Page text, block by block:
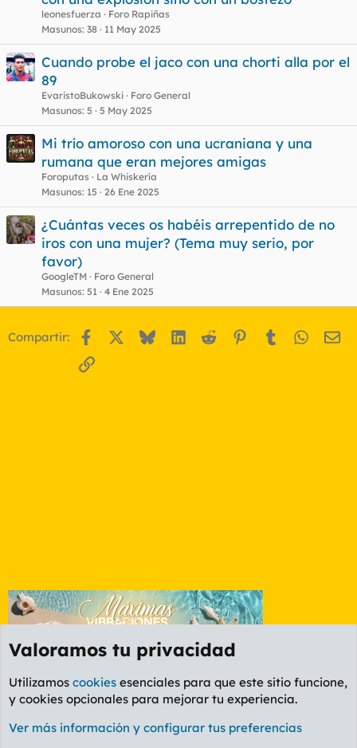
leonesfuerza
Foro Rapiñas
Masunos 38 11 May 2025
Cuando probe el jaco con una chorti alla por el
89
EvaristoBukowski
Foro General
Masunos 5 5 May 2025
Mi trío amoroso con una ucraniana y una
rumana que eran mejores amigas
Foroputas
La Whiskería
Masunos 15 26 Ene 2025
¿Cuántas veces os habéis arrepentido de no
iros con una mujer? (Tema muy serio, por
favor)
GoogleTM
Foro General
Masunos 51 4 Ene 2025
Compartir: Facebook BlueskyLinkedIn
Reddit Pinterest
Tumblr
Enlace
Foro Informática y Videojuegos
Cookies
PL OLDSTYLE AMARILLO
Valoramos tu privacidad
Utilizamos cookies esenciales para que este sitio funcione,
y cookies opcionales para mejorar tu experiencia.
Ver más información y configurar tus preferencias